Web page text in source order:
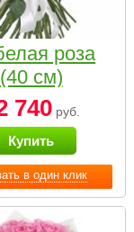
в один клик
роза
(40 см)
740руб.
Купить